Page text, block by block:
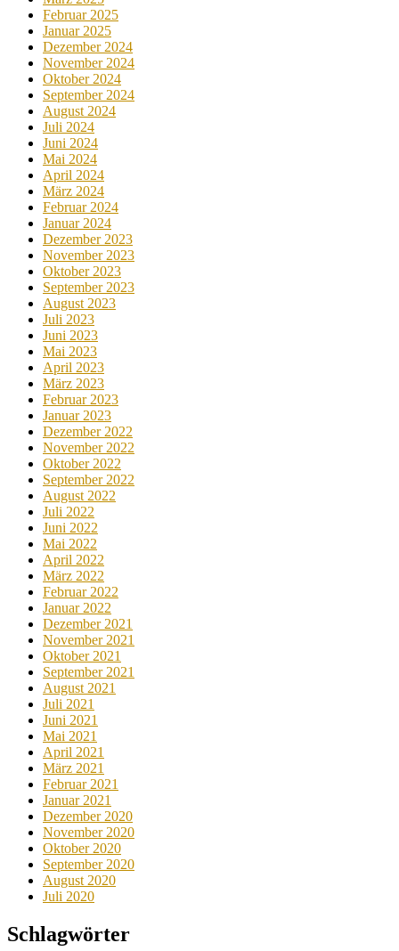
Februar 2025
Januar 2025
Dezember 2024
November 2024
Oktober 2024
September 2024
August 2024
Juli 2024
Juni 2024
Mai 2024
April 2024
März 2024
Februar 2024
Januar 2024
Dezember 2023
November 2023
Oktober 2023
September 2023
August 2023
Juli 2023
Juni 2023
Mai 2023
April 2023
März 2023
Februar 2023
Januar 2023
Dezember 2022
November 2022
Oktober 2022
September 2022
August 2022
Juli 2022
Juni 2022
Mai 2022
April 2022
März 2022
Februar 2022
Januar 2022
Dezember 2021
November 2021
Oktober 2021
September 2021
August 2021
Juli 2021
Juni 2021
Mai 2021
April 2021
März 2021
Februar 2021
Januar 2021
Dezember 2020
November 2020
Oktober 2020
September 2020
August 2020
Juli 2020
Schlagwörter